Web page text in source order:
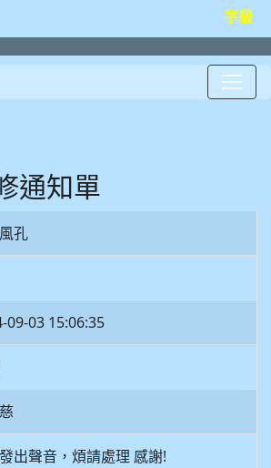
字級
通知單
孔
09-03 15:06:35
出聲音，煩請處理 感謝!